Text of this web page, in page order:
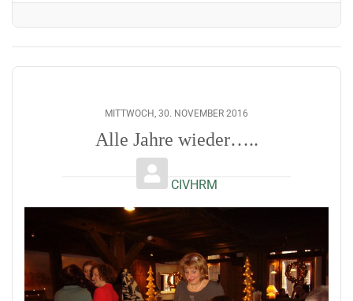
MITTWOCH, 30. NOVEMBER 2016
Alle Jahre wieder…..
CIVHRM